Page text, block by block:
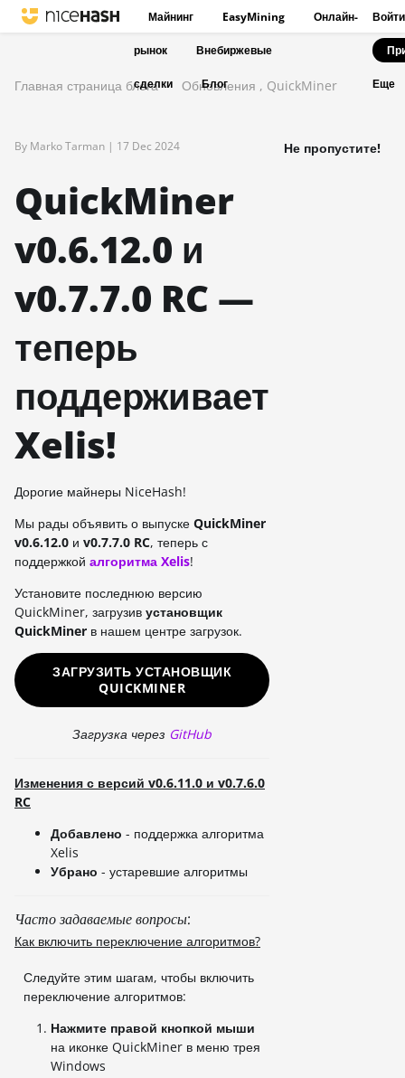
Майнинг EasyMining Онлайн-
рынок Внебиржевые
сделки Блог
Войти
Еще
Главная страница блога Обновления , QuickMiner
By Marko Tarman | 17 Dec 2024
QuickMiner
v0.6.12.0 и
v0.7.7.0 RC —
теперь
поддерживает
Xelis!
Дорогие майнеры NiceHash!
Мы рады объявить о выпуске QuickMiner
v0.6.12.0 и v0.7.7.0 RC, теперь с
поддержкой алгоритма Xelis!
Установите последнюю версию
QuickMiner, загрузив установщик
QuickMiner в нашем центре загрузок.
ЗАГРУЗИТЬ УСТАНОВЩИК
QUICKMINER
Загрузка через GitHub
Изменения с версий v0.6.11.0 и v0.7.6.0
RC
Добавлено - поддержка алгоритма
Xelis
Убрано - устаревшие алгоритмы
Часто задаваемые вопросы:
Как включить переключение алгоритмов?
Следуйте этим шагам, чтобы включить
переключение алгоритмов:
Нажмите правой кнопкой мыши
на иконке QuickMiner в меню трея
Windows
Не пропустите!